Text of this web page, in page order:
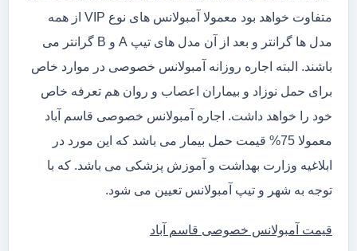
متفاوت خواهد بود معمولا آمبولانس های نوع VIP از همه
مدل ها گرانتر و بعد از آن مدل های تیپ A و B گرانتر می
باشند. البته اجاره روزانه آمبولانس خصوصی در موارد خاص
برای حمل نوزاد و بیماران اعصاب و روان هم تعرفه خاص
خود را خواهد داشت. اجاره آمبولانس خصوصی قاسم آباد
معمولا 75% قیمت حمل بیمار می باشد که این مورد در
ابلاغیه وزارت بهداشت و آموزش پزشکی می باشد. که با
توجه به شهر و تیپ آمبولانس تعیین می شود.
قیمت آمبولانس خصوصی قاسم آباد